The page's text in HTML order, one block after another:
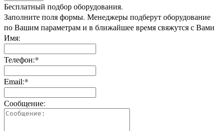
Бесплатный подбор оборудования.
Заполните поля формы. Менеджеры подберут оборудование
по Вашим параметрам и в ближайшее время свяжутся с Вами
Имя:
Телефон:*
Email:*
Сообщение: